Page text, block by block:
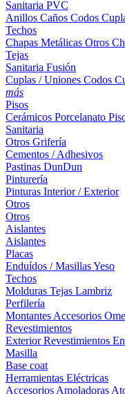
Sanitaria PVC
Anillos Caños Codos
Techos
Chapas Metálicas Otros
Tejas
Sanitaria Fusión
Cuplas / Uniones Codos
más
Pisos
Cerámicos Porcelanato
Sanitaria
Otros Grifería
Cementos / Adhesivos
Pastinas DunDun
Pinturería
Pinturas Interior / Exterior
Otros
Otros
Aislantes
Aislantes
Placas
Enduídos / MasillasYeso
Techos
Molduras Tejas Lambriz
Perfilería
Montantes Accesorios
Revestimientos
ExteriorRevestimientos
Masilla
Base coat
Herramientas Eléctricas
Accesorios Amoladoras